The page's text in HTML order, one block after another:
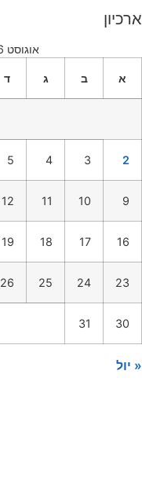
ארכיון
אוגוסט 2026
א ב ג ד
2
3
4
5
9
10
11
12
16
17
18
19
23
24
25
26
30
31
« יול